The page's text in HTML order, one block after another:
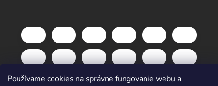
Používame cookies na správne fungovanie webu a